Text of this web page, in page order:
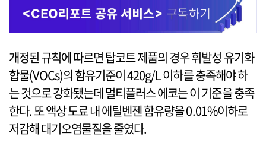
개정된 규칙에 따르면 탑코트 제품의 경우 휘발성 유기화
합물(VOCs)의 함유기준이 420g/L 이하를 충족해야 하
는 것으로 강화됐는데 멀티플러스 에코는 이 기준을 충족
한다. 또 액상 도료 내 에틸벤젠 함유량을 0.01%이하로
저감해 대기오염물질을 줄였다.